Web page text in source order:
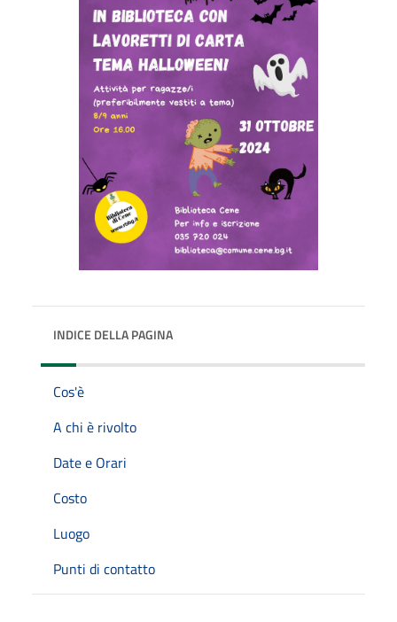
INDICE DELLA PAGINA
Cos'è
A chi è rivolto
Date e Orari
Costo
Luogo
Punti di contatto